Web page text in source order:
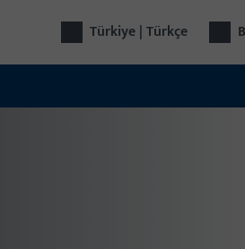
Türkiye | Türkçe